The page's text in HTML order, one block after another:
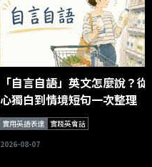
「自言自語」英文怎麼說？從
心獨白到情境短句一次整理
實用英語表達 實踐英會話
2026-08-07